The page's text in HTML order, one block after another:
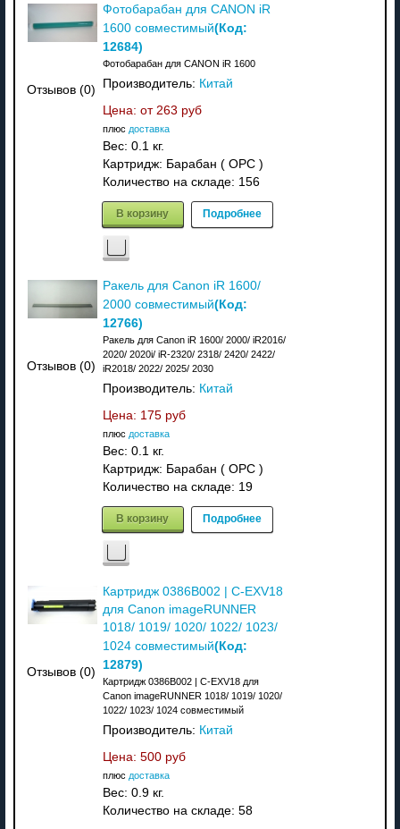
Отзывов (0)
Фотобарабан для CANON iR
1600 совместимый(Код:
12684)
Фотобарабан для CANON iR 1600
Производитель: Китай
Цена: от 263 руб
плюс доставка
Вес: 0.1 кг.
Картридж: Барабан ( OPC )
Количество на складе: 156
В корзину Подробнее
Отзывов (0)
Ракель для Canon iR 1600/
2000 совместимый(Код:
12766)
Ракель для Canon iR 1600/ 2000/ iR2016/
2020/ 2020i/ iR-2320/ 2318/ 2420/ 2422/
iR2018/ 2022/ 2025/ 2030
Производитель: Китай
Цена: 175 руб
плюс доставка
Вес: 0.1 кг.
Картридж: Барабан ( OPC )
Количество на складе: 19
В корзину Подробнее
Отзывов (0)
Картридж 0386B002 | C-EXV18
для Canon imageRUNNER
1018/ 1019/ 1020/ 1022/ 1023/
1024 совместимый(Код:
12879)
Картридж 0386B002 | C-EXV18 для
Canon imageRUNNER 1018/ 1019/ 1020/
1022/ 1023/ 1024 совместимый
Производитель: Китай
Цена: 500 руб
плюс доставка
Вес: 0.9 кг.
Количество на складе: 58